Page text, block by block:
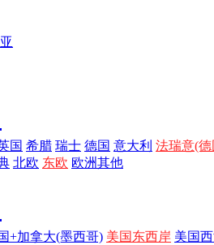
国 希腊 瑞士 德国 意大利 法瑞意(德
北欧 东欧 欧洲其他
+加拿大(墨西哥) 美国东西岸 美国